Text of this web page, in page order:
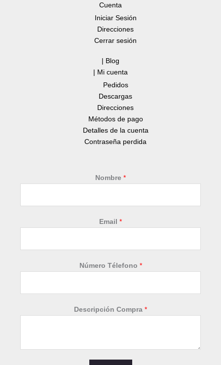
Cuenta
Iniciar Sesión
Direcciones
Cerrar sesión
| Blog
| Mi cuenta
Pedidos
Descargas
Direcciones
Métodos de pago
Detalles de la cuenta
Contraseña perdida
Nombre *
Email *
Número Télefono *
o
r
e
Descripción Compra *